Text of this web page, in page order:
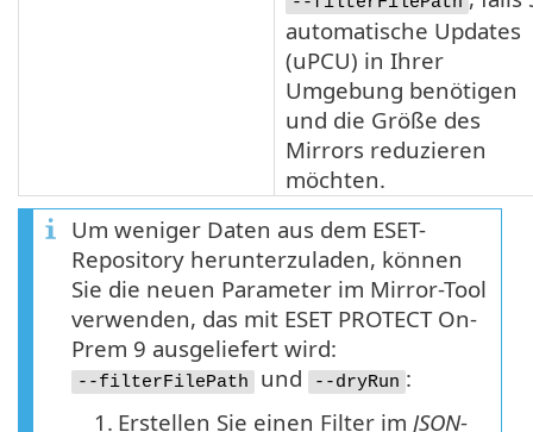
automatische Updates
(uPCU) in Ihrer
Umgebung benötigen
und die Größe des
Mirrors reduzieren
möchten.
Um weniger Daten aus dem ESET-
Repository herunterzuladen, können
Sie die neuen Parameter im Mirror-Tool
verwenden, das mit ESET PROTECT On-
Prem 9 ausgeliefert wird:
--filterFilePath und --dryRun :
1. Erstellen Sie einen Filter im JSON-